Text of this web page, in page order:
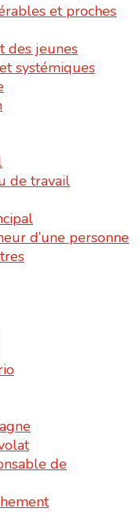
et proches
des jeunes
systémiques
de travail
d’une personne
de